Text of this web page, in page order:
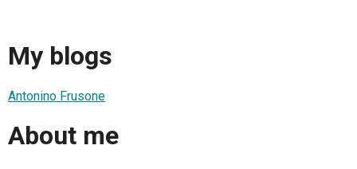
My blogs
Antonino Frusone
About me